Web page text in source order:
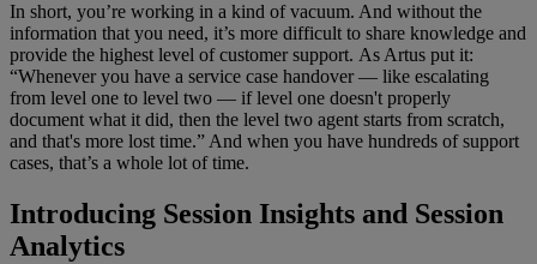
In short, you’re working in a kind of vacuum. And without the
information that you need, it’s more difficult to share knowledge and
provide the highest level of customer support. As Artus put it:
“Whenever you have a service case handover — like escalating
from level one to level two — if level one doesn't properly
document what it did, then the level two agent starts from scratch,
and that's more lost time.” And when you have hundreds of support
cases, that’s a whole lot of time.
Introducing Session Insights and Session
Analytics